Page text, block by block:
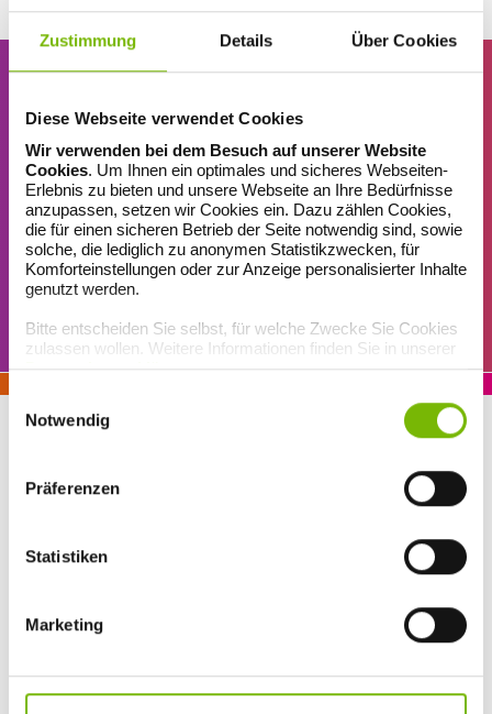
Zustimmung Details Über Cookies
Diese Webseite verwendet Cookies
Wir verwenden bei dem Besuch auf unserer Website
Cookies. Um Ihnen ein optimales und sicheres Webseiten-
Erlebnis zu bieten und unsere Webseite an Ihre Bedürfnisse
anzupassen, setzen wir Cookies ein. Dazu zählen Cookies,
die für einen sicheren Betrieb der Seite notwendig sind, sowie
solche, die lediglich zu anonymen Statistikzwecken, für
Komforteinstellungen oder zur Anzeige personalisierter Inhalte
genutzt werden.
Bitte entscheiden Sie selbst, für welche Zwecke Sie Cookies
zulassen wollen. Weitere Informationen finden Sie in unserer
Datenschutzerklärung.
Einwilligungsauswahl
Notwendig
Präferenzen
Statistiken
Marketing
ERINNERUNGSSERVICE
Nix mehr verpassen!
Unser Erinnerungsservice für Sie – damit Ihnen keine Ausgabe
unseres Gesundheitsjournals und kein Gewinnspiel entgeht: Jetzt
Magazin-Newsletter abonnieren!
MAGAZIN-ABO